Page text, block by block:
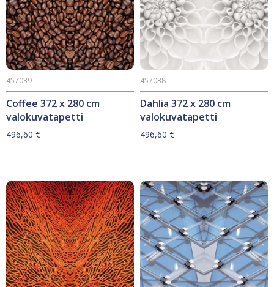
Coffee 372 x 280 cm
valokuvatapetti
457039
496,60 €
Dahlia 372 x 280 cm
valokuvatapetti
457038
496,60 €